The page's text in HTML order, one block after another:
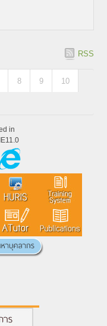
RSS
8 9 10
in